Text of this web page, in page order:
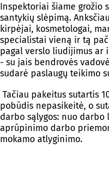
Inspektoriai šiame grožio
santykių slėpimą.
kirpėjai, kosmetologai,
specialistai vieną ir tą
pagal verslo liudijimus ar
- su jais bendrovės
sudarė paslaugų teikimo
Tačiau pakeitus sutartis
pobūdis nepasikeitė, o
darbo sąlygos: nuo darbo
aprūpinimo darbo
mokamo atlyginimo.